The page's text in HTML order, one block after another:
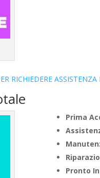
RICHIEDERE
Prima
Pronto